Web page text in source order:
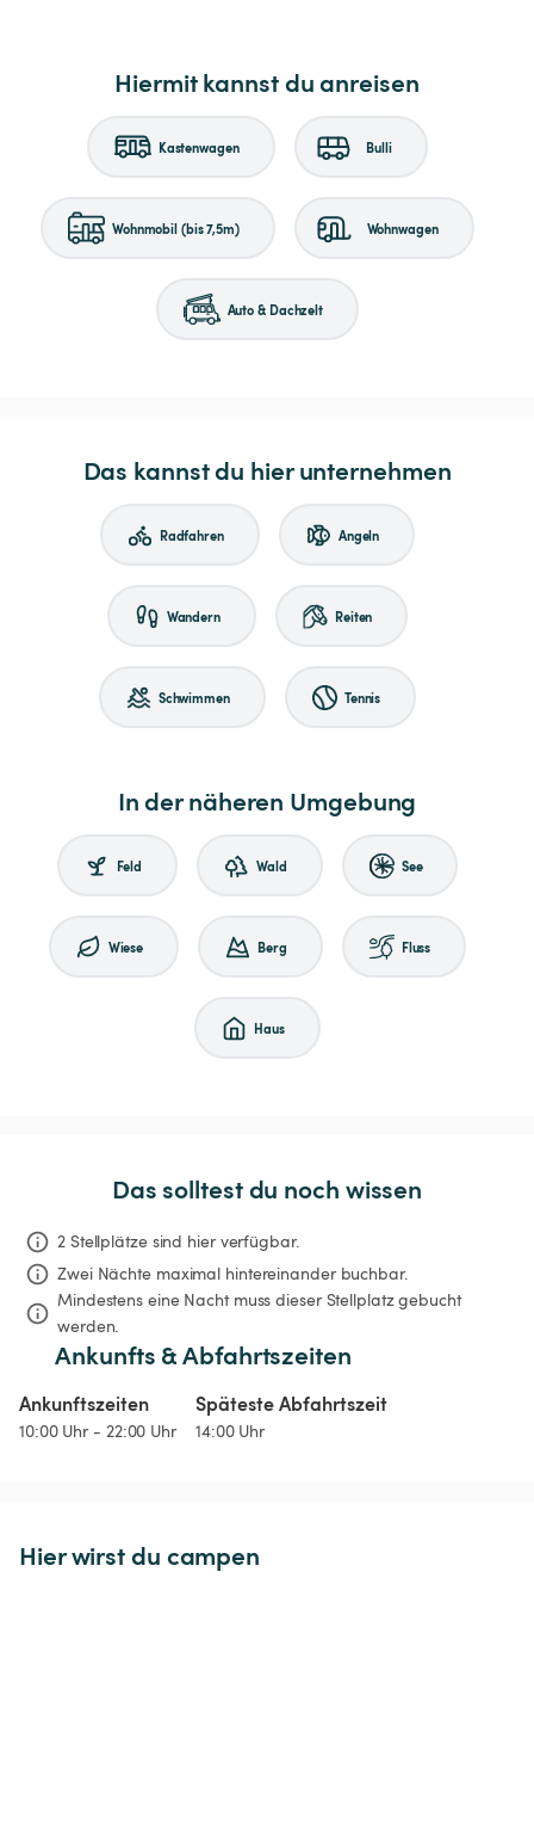
Hiermit kannst du anreisen
Kastenwagen Bulli
Wohnmobil (bis 7,5m) Wohnwagen
Auto & Dachzelt
Das kannst du hier unternehmen
Radfahren Angeln
Wandern Reiten
Schwimmen Tennis
In der näheren Umgebung
Feld Wald See
Wiese Berg Fluss
Haus
Das solltest du noch wissen
2 Stellplätze sind hier verfügbar.
Zwei Nächte maximal hintereinander buchbar.
Mindestens eine Nacht muss dieser Stellplatz gebucht
werden.
Ankunfts & Abfahrtszeiten
Ankunftszeiten
10:00 Uhr - 22:00 Uhr
Späteste Abfahrtszeit
14:00 Uhr
Hier wirst du campen